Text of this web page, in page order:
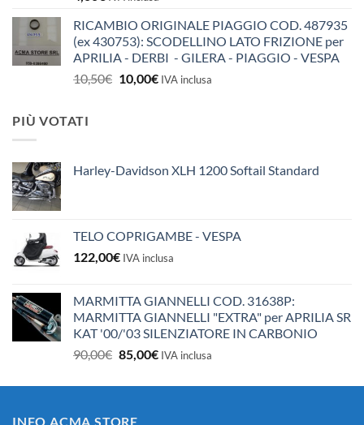
RICAMBIO ORIGINALE PIAGGIO COD. 487935
(ex 430753): SCODELLINO LATO FRIZIONE per
APRILIA - DERBI - GILERA - PIAGGIO - VESPA
10,50€ Il
10,00€IlIVA inclusa
PIÙ VOTATI
Harley-Davidson XLH 1200 Softail Standard
TELO COPRIGAMBE - VESPA
122,00€ IVA inclusa
MARMITTA GIANNELLI COD. 31638P:
MARMITTA GIANNELLI "EXTRA" per APRILIA SR
KAT '00/'03 SILENZIATORE IN CARBONIO
90,00€ Il
originale
90,00€.
85,00€Il
attuale
IVA inclusa
INFO ACMA STORE